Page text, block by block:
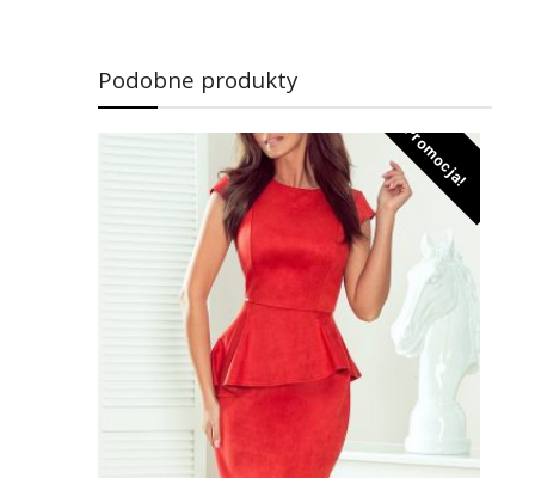
Podobne produkty
Promocja!